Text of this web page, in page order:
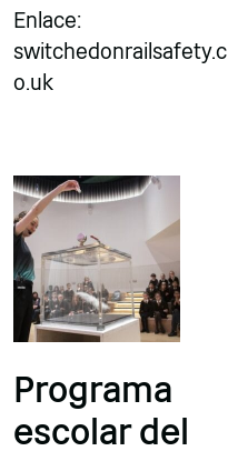
Enlace:
switchedonrailsafety.c
o.uk
Programa
escolar del